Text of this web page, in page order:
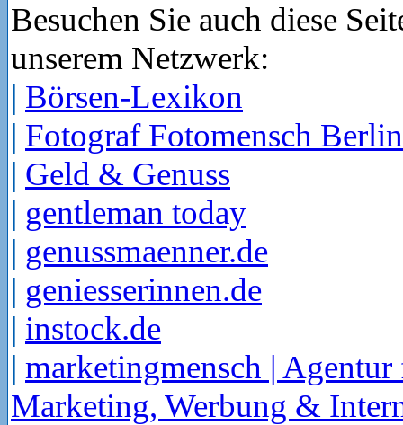
Besuchen Sie auch diese
unserem Netzwerk:
| Börsen-Lexikon
| Fotograf Fotomensch Berlin
| Geld & Genuss
| gentleman today
| genussmaenner.de
| geniesserinnen.de
| instock.de
| marketingmensch | Agentur
Marketing, Werbung &